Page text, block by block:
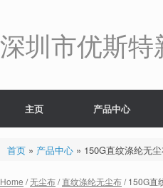
深圳市优斯特
主页 产品中心
首页» 产品中心» 150G直纹涤纶无
Home /无尘布/直纹涤纶无尘布/ 150G直